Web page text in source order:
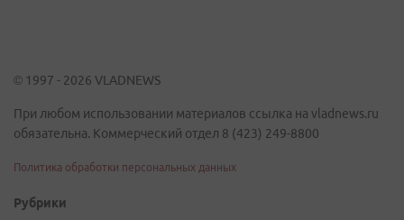
© 1997 - 2026 VLADNEWS
При любом использовании материалов ссылка на vladnews.ru
обязательна. Коммерческий отдел 8 (423) 249-8800
Политика обработки персональных данных
Рубрики